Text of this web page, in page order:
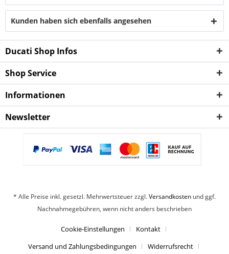
Kunden haben sich ebenfalls angesehen
Ducati Shop Infos
Shop Service
Informationen
Newsletter
* Alle Preise inkl. gesetzl. Mehrwertsteuer zzgl.Versandkosten und ggf.
Nachnahmegebühren, wenn nicht anders beschrieben
Cookie-Einstellungen
Kontakt
Versand und Zahlungsbedingungen
Widerrufsrecht